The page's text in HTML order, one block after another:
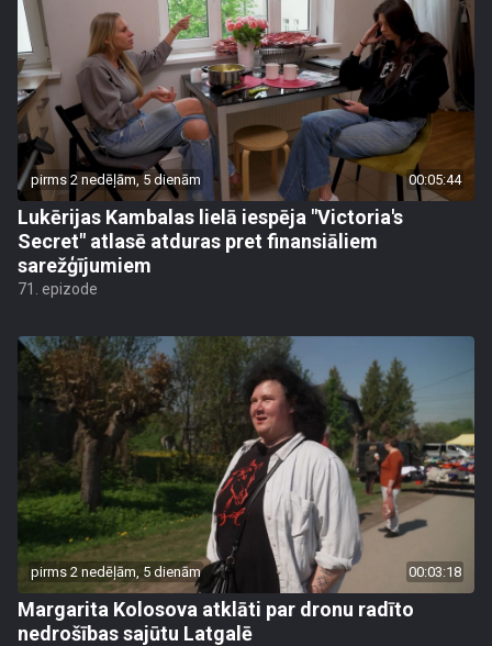
pirms 2 nedēļām, 5 dienām 00:05:44
Lukērijas Kambalas lielā iespēja "Victoria's
Secret" atlasē atduras pret finansiāliem
sarežģījumiem
71. epizode
pirms 2 nedēļām, 5 dienām 00:03:18
Margarita Kolosova atklāti par dronu radīto
nedrošības sajūtu Latgalē